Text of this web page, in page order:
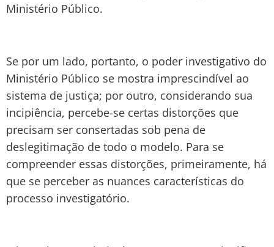
Ministério Público.
Se por um lado, portanto, o poder investigativo do
Ministério Público se mostra imprescindível ao
sistema de justiça; por outro, considerando sua
incipiência, percebe-se certas distorções que
precisam ser consertadas sob pena de
deslegitimação de todo o modelo. Para se
compreender essas distorções, primeiramente, há
que se perceber as nuances características do
processo investigatório.